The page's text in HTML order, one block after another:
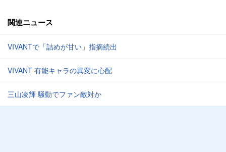
関連ニュース
VIVANTで「詰めが甘い」指摘続出
VIVANT 有能キャラの異変に心配
三山凌輝 騒動でファン敵対か